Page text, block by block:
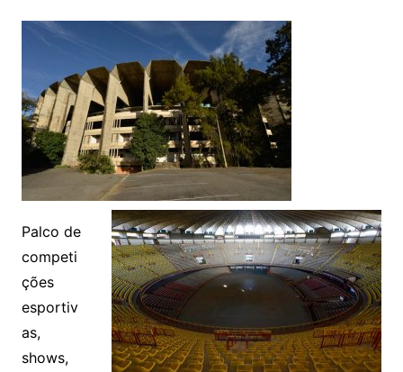
Palco de
competi
ções
esportiv
as,
shows,